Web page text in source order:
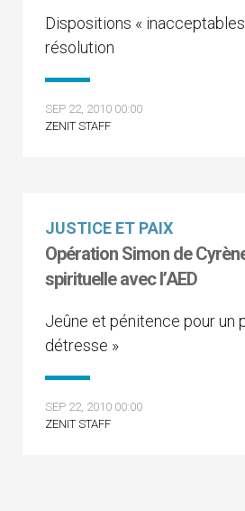
Dispositions « inacceptables
résolution
SEP 22, 2010 00:00
ZENIT STAFF
JUSTICE ET PAIX
Opération Simon de
spirituelle avec l’AED
Jeûne et pénitence pour un
détresse »
SEP 22, 2010 00:00
ZENIT STAFF